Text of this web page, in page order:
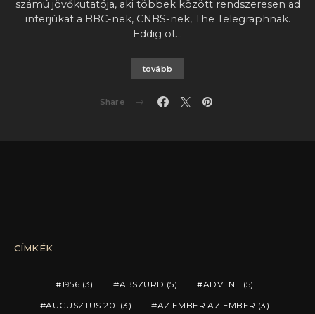
számú jövőkutatója, aki többek között rendszeresen ad
interjúkat a BBC-nek, CNBS-nek, The Telegraphnak.
Eddig öt…
tovább
Share
CÍMKÉK
1956 (3) ABSZURD (5) ADVENT (5)
AUGUSZTUS 20. (3) AZ EMBER AZ EMBER (3)